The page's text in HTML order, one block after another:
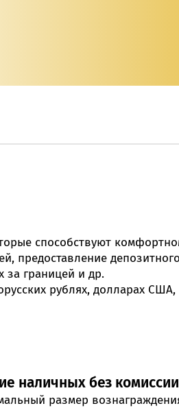
онлайн
телефона Visa
способствуют
предоставление
за границей и др.
рублях, долларах США,
наличных без комиссии
размер